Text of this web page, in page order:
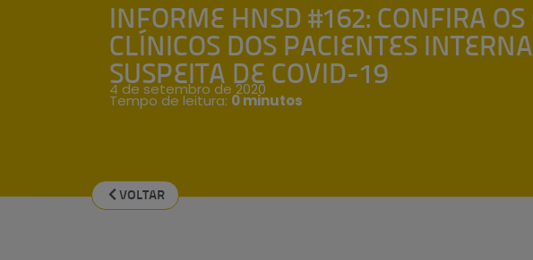
INFORME HNSD #162: CONFIRA OS
CLÍNICOS DOS PACIENTES
SUSPEITA DE COVID-19
4 de setembro de 2020
Tempo de leitura: 0 minutos
VOLTAR